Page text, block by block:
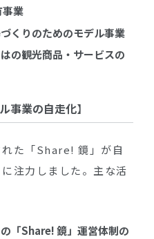
事業
くりのためのモデル事業
の観光商品・サービスの
事業の自走化】
た「Share! 鏡」が自
注力しました。主な活
「Share! 鏡」運営体制の